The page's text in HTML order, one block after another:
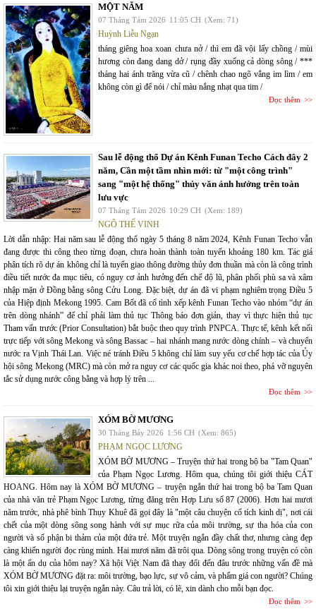
MỘT NĂM
07 Tháng Tám 2026 11:05 CH (Xem: 71)
Huỳnh Liễu Ngạn
tháng giêng hoa xoan chưa nở / thì em đã vội lấy chồng / mùi
hương còn đang dang dở / rụng đầy xuống cả dòng sông / ***
tháng hai ánh trăng vừa cũ / chênh chao ngõ vắng im lìm / em
không còn gì để nói / chỉ màu nắng nhạt qua tim /
Đọc thêm
Sau lễ động thổ Dự án Kênh Funan Techo Cách đây 2
năm, Cần một tầm nhìn mới: từ "một công trình"
sang "một hệ thống" thủy văn ảnh hưởng trên toàn
lưu vực
07 Tháng Tám 2026 10:29 CH (Xem: 189)
NGÔ THẾ VINH
Lời dẫn nhập: Hai năm sau lễ động thổ ngày 5 tháng 8 năm 2024, Kênh Funan Techo vẫn
đang được thi công theo từng đoạn, chưa hoàn thành toàn tuyến khoảng 180 km. Tác giả
phân tích rõ dự án không chỉ là tuyến giao thông đường thủy đơn thuần mà còn là công trình
điều tiết nước đa mục tiêu, có nguy cơ ảnh hưởng đến chế độ lũ, phân phối phù sa và xâm
nhập mặn ở Đồng bằng sông Cửu Long. Đặc biệt, dự án đã vi phạm nghiêm trọng Điều 5
của Hiệp định Mekong 1995. Cam Bốt đã cố tình xếp kênh Funan Techo vào nhóm “dự án
trên dòng nhánh” để chỉ phải làm thủ tục Thông báo đơn giản, thay vì thực hiện thủ tục
Tham vấn trước (Prior Consultation) bắt buộc theo quy trình PNPCA. Thực tế, kênh kết nối
trực tiếp với sông Mekong và sông Bassac – hai nhánh mang nước dòng chính – và chuyển
nước ra Vịnh Thái Lan. Việc né tránh Điều 5 không chỉ làm suy yếu cơ chế hợp tác của Ủy
hội sông Mekong (MRC) mà còn mở ra nguy cơ các quốc gia khác noi theo, phá vỡ nguyên
tắc sử dụng nước công bằng và hợp lý trên ...
Đọc thêm
XÓM BỜ MƯƠNG
30 Tháng Bảy 2026 1:56 CH (Xem: 865)
PHẠM NGỌC LƯƠNG
XÓM BỜ MƯƠNG – Truyện thứ hai trong bộ ba "Tam Quan"
của Phạm Ngọc Lương. Hôm qua, chúng tôi giới thiệu CÁT
HOANG. Hôm nay là XÓM BỜ MƯƠNG – truyện ngắn thứ hai trong bộ ba Tam Quan
của nhà văn trẻ Phạm Ngọc Lương, từng đăng trên Hợp Lưu số 87 (2006). Hơn hai mươi
năm trước, nhà phê bình Thụy Khuê đã gọi đây là "một câu chuyện cổ tích kinh dị", nơi cái
chết của một dòng sông song hành với sự mục rữa của môi trường, sự tha hóa của con
người và số phận bi thảm của một đứa trẻ. Một truyện ngắn đầy chất thơ, nhưng càng đẹp
càng khiến người đọc rùng mình. Hai mươi năm đã trôi qua. Dòng sông trong truyện có còn
là một ẩn dụ của hôm nay? Xã hội Việt Nam đã thay đổi đến đâu trước những vấn đề mà
XÓM BỜ MƯƠNG đặt ra: môi trường, bạo lực, sự vô cảm, và phẩm giá con người? Chúng
tôi xin giới thiệu lại truyện ngắn này. Câu trả lời, có lẽ, xin dành cho mỗi bạn đọc.
Đọc thêm